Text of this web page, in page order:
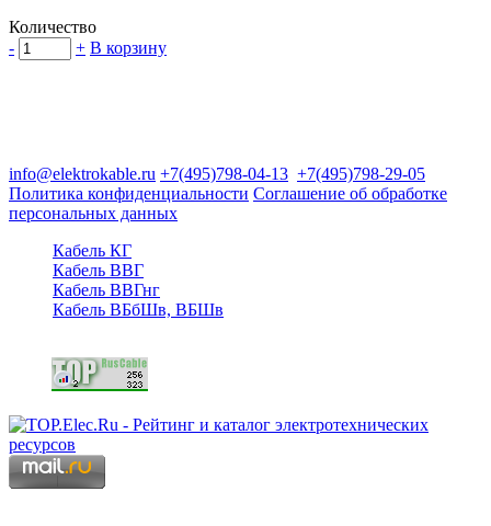
Количество
-
+ В корзину
info@elektrokable.ru +7(495)798-04-13 +7(495)798-29-05
Политика конфиденциальности Соглашение об обработке
персональных данных
Кабель КГ
Кабель ВВГ
Кабель ВВГнг
Кабель ВБбШв, ВБШв